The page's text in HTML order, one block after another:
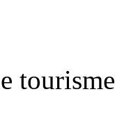
tourisme